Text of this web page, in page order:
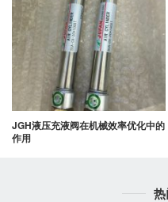
JGH液压充液阀在机械效率优化中的
作用